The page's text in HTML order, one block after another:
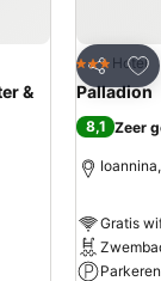
&
Delen
3 Sterren
Hotel
Palladion
8,1 Zeer
Gratis
Parkeren